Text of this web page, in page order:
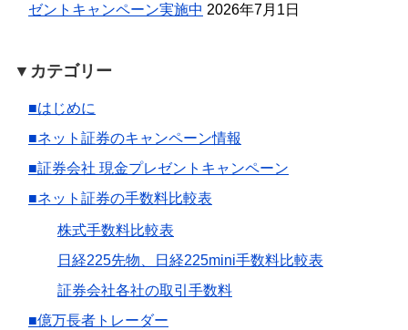
ゼントキャンペーン実施中 2026年7月1日
▼カテゴリー
■はじめに
■ネット証券のキャンペーン情報
■証券会社 現金プレゼントキャンペーン
■ネット証券の手数料比較表
株式手数料比較表
日経225先物、日経225mini手数料比較表
証券会社各社の取引手数料
■億万長者トレーダー